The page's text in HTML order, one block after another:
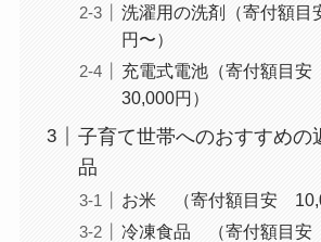
洗濯用の洗剤（寄付額
円〜）
充電式電池（寄付額目
30,000円）
子育て世帯へのおすすめ
品
お米 （寄付額目安
冷凍食品 （寄付額目安